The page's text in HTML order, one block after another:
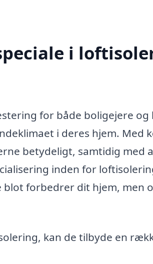
i
for både boligejere
i deres hjem. Med
betydeligt, samtidig med
inden for
forbedrer dit hjem, men
kan de tilbyde en